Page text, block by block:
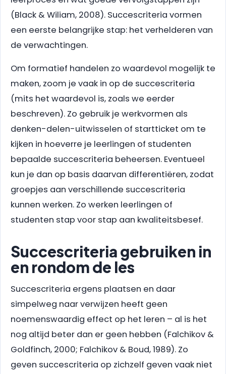
(Black & Wiliam, 2008). Succescriteria vormen
een eerste belangrijke stap: het verhelderen van
de verwachtingen.
Om formatief handelen zo waardevol mogelijk te
maken, zoom je vaak in op de succescriteria
(mits het waardevol is, zoals we eerder
beschreven). Zo gebruik je werkvormen als
denken-delen-uitwisselen of startticket om te
kijken in hoeverre je leerlingen of studenten
bepaalde succescriteria beheersen. Eventueel
kun je dan op basis daarvan differentiëren, zodat
groepjes aan verschillende succescriteria
kunnen werken. Zo werken leerlingen of
studenten stap voor stap aan kwaliteitsbesef.
Succescriteria gebruiken in
en rondom de les
Succescriteria ergens plaatsen en daar
simpelweg naar verwijzen heeft geen
noemenswaardig effect op het leren – al is het
nog altijd beter dan er geen hebben (Falchikov &
Goldfinch, 2000; Falchikov & Boud, 1989). Zo
geven succescriteria op zichzelf geven vaak niet